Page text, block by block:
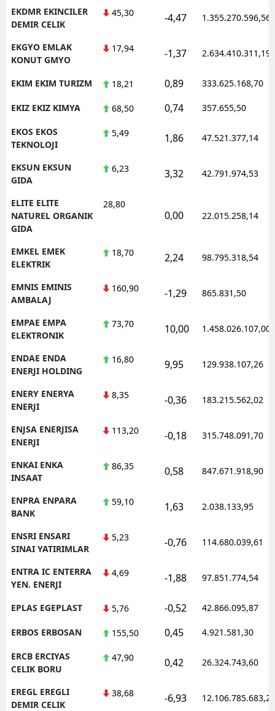
EKDMR EKINCILER
DEMIR CELIK
45,30 -4,47 1.355.270.596,56
EKGYO EMLAK
KONUT GMYO
17,94 -1,37 2.634.410.311,19
EKIM EKIM TURIZM 18,21 0,89 333.625.168,70
EKIZ EKIZ KIMYA 68,50 0,74 357.655,50
EKOS EKOS
TEKNOLOJI
5,49 1,86 47.521.377,14
EKSUN EKSUN
GIDA
6,23 3,32 42.791.974,53
ELITE ELITE
NATUREL ORGANIK
GIDA
28,80
0,00 22.015.258,14
EMKEL EMEK
ELEKTRIK
18,70 2,24 98.795.318,54
EMNIS EMINIS
AMBALAJ
160,90 -1,29 865.831,50
EMPAE EMPA
ELEKTRONIK
73,70 10,00 1.458.026.107,00
ENDAE ENDA
ENERJI HOLDING
16,80 9,95 129.938.107,26
ENERY ENERYA
ENERJI
8,35 -0,36 183.215.562,02
ENJSA ENERJISA
ENERJI
113,20 -0,18 315.748.091,70
ENKAI ENKA
INSAAT
86,35 0,58 847.671.918,90
ENPRA ENPARA
BANK
59,10 1,63 2.038.133,95
ENSRI ENSARI
SINAI YATIRIMLAR
5,23 -0,76 114.680.039,61
ENTRA IC ENTERRA
YEN. ENERJI
4,69 -1,88 97.851.774,54
EPLAS EGEPLAST 5,76 -0,52 42.866.095,87
ERBOS ERBOSAN 155,50 0,45 4.921.581,30
ERCB ERCIYAS
CELIK BORU
47,90 0,42 26.324.743,60
EREGL EREGLI
DEMIR CELIK
38,68 -6,93 12.106.785.683,20